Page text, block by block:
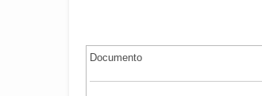
Documento